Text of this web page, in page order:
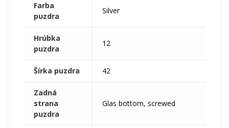
Farba
puzdra
Silver
Hrúbka
puzdra
12
Šírka puzdra 42
Zadná
strana
puzdra
Glas bottom, screwed